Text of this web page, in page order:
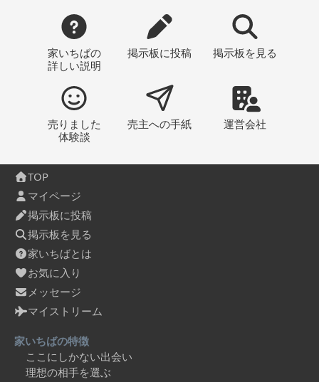
家いちばの
詳しい説明
掲示板に投稿 掲示板 を見る
売りました
体験談
売主への手紙 運営会社
TOP
マイページ
掲示板に投稿
掲示板を見る
家いちばとは
お気に入り
メッセージ
マイストリーム
家いちばの特徴
ここにしかない出会い
理想の相手を選ぶ